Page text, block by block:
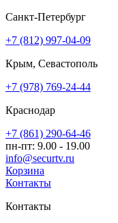
Санкт-Петербург
+7 (812) 997-04-09
Крым, Севастополь
+7 (978) 769-24-44
Краснодар
+7 (861) 290-64-46
пн-пт: 9.00 - 19.00
info@securtv.ru
Корзина
Контакты
Контакты